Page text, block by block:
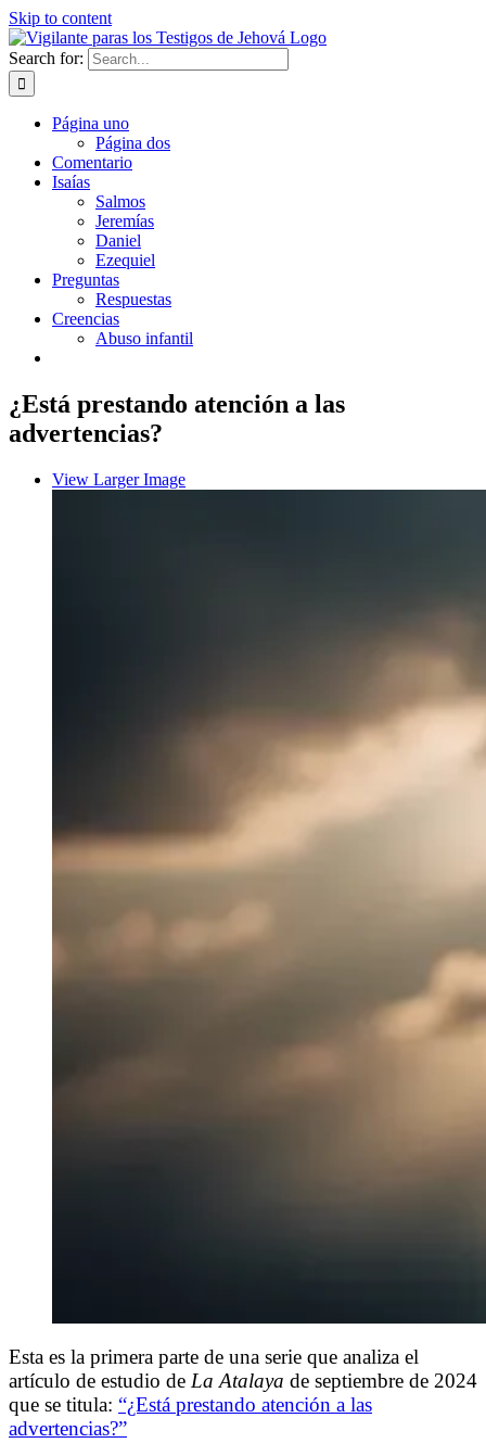
Skip to content
Search for:
Página uno
Página dos
Comentario
Isaías
Salmos
Jeremías
Daniel
Ezequiel
Preguntas
Respuestas
Creencias
Abuso infantil
¿Está prestando atención a las
advertencias?
View Larger Image
Esta es la primera parte de una serie que analiza el
artículo de estudio de La Atalaya de septiembre de 2024
que se titula: “¿Está prestando atención a las
advertencias?”